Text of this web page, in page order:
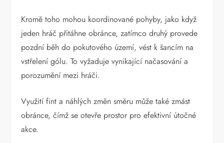
Kromě toho mohou koordinované pohyby, jako když
jeden hráč přitáhne obránce, zatímco druhý provede
pozdní běh do pokutového území, vést k šancím na
vstřelení gólu. To vyžaduje vynikající načasování a
porozumění mezi hráči.
Využití fint a náhlých změn směru může také zmást
obránce, čímž se otevře prostor pro efektivní útočné
akce.